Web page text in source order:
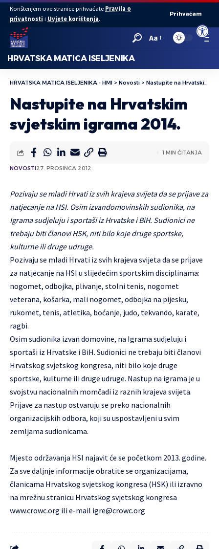
Open
Korištenjem ove stranice prihvaćate Pravila o
privatnosti i Uvjete korištenja.
Prihvaćam
Aa
HRVATSKA MATICA ISELJENIKA
HRVATSKA MATICA ISELJENIKA - HMI > Novosti > Nastupite na Hrvatskim svjetskim igrama 2014.
Nastupite na Hrvatskim
svjetskim igrama 2014.
NOVOSTI27. PROSINCA 2012.
1 MIN ČITANJA
Pozivaju se mladi Hrvati iz svih krajeva svijeta da se prijave za
natjecanje na HSI. Osim izvandomovinskih sudionika, na
Igrama sudjeluju i sportaši iz Hrvatske i BiH. Sudionici ne
trebaju biti članovi HSK, niti bilo koje druge sportske,
kulturne ili druge udruge.
Pozivaju se mladi Hrvati iz svih krajeva svijeta da se prijave
za natjecanje na HSI u slijedećim sportskim disciplinama:
nogomet, odbojka, plivanje, stolni tenis, nogomet
veterana, košarka, mali nogomet, odbojka na pijesku,
rukomet, tenis, atletika, boćanje, judo, tekvando, karate,
ragbi.
Osim sudionika izvan domovine, na Igrama sudjeluju i
sportaši iz Hrvatske i BiH. Sudionici ne trebaju biti članovi
Hrvatskog svjetskog kongresa, niti bilo koje druge
sportske, kulturne ili druge udruge. Nastup na igrama je u
svojstvu nacionalnih momčadi iz raznih krajeva svijeta.
Prijave za nastup ostvaruju se preko nacionalnih
organizacijskih odbora, koji su uspostavljeni u svim
zemljama sudionicama.
Mjesto održavanja HSI najavit će se početkom 2013. godine.
Za sve daljnje informacije obratite se organizacijama,
članicama Hrvatskog svjetskog kongresa (HSK) ili izravno
na mrežnu stranicu Hrvatskog svjetskog kongresa
www.crowc.org ili e-mail igre@crowc.org